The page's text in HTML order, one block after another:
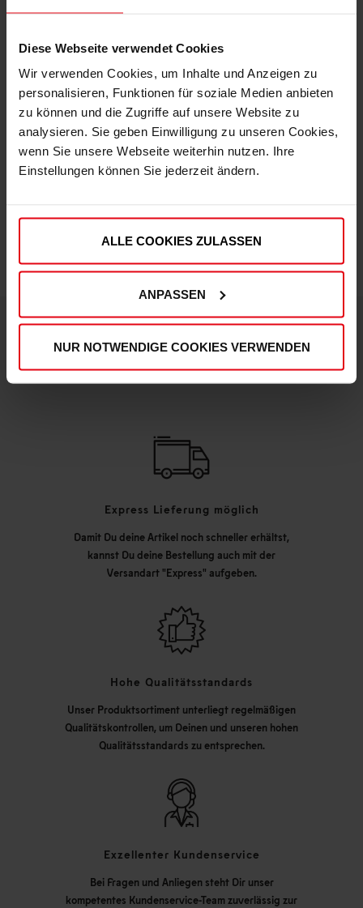
Diese Webseite verwendet Cookies
Wir verwenden Cookies, um Inhalte und Anzeigen zu
personalisieren, Funktionen für soziale Medien anbieten
zu können und die Zugriffe auf unsere Website zu
analysieren. Sie geben Einwilligung zu unseren Cookies,
wenn Sie unsere Webseite weiterhin nutzen. Ihre
Einstellungen können Sie jederzeit ändern.
ALLE COOKIES ZULASSEN
ANPASSEN
NUR NOTWENDIGE COOKIES VERWENDEN
Fortuna x adidas Trackjacket "Originals" Off-White
€ 99,95
Mitgliederpreis: € 89,96
DEINE VORTEILE IN UNSEREM SHOP
Express Lieferung möglich
Damit Du deine Artikel noch schneller erhältst,
kannst Du deine Bestellung auch mit der
Versandart "Express" aufgeben.
Hohe Qualitätsstandards
Unser Produktsortiment unterliegt regelmäßigen
Qualitätskontrollen, um Deinen und unseren hohen
Qualitätsstandards zu entsprechen.
Exzellenter Kundenservice
Bei Fragen und Anliegen steht Dir unser
kompetentes Kundenservice-Team zuverlässig zur